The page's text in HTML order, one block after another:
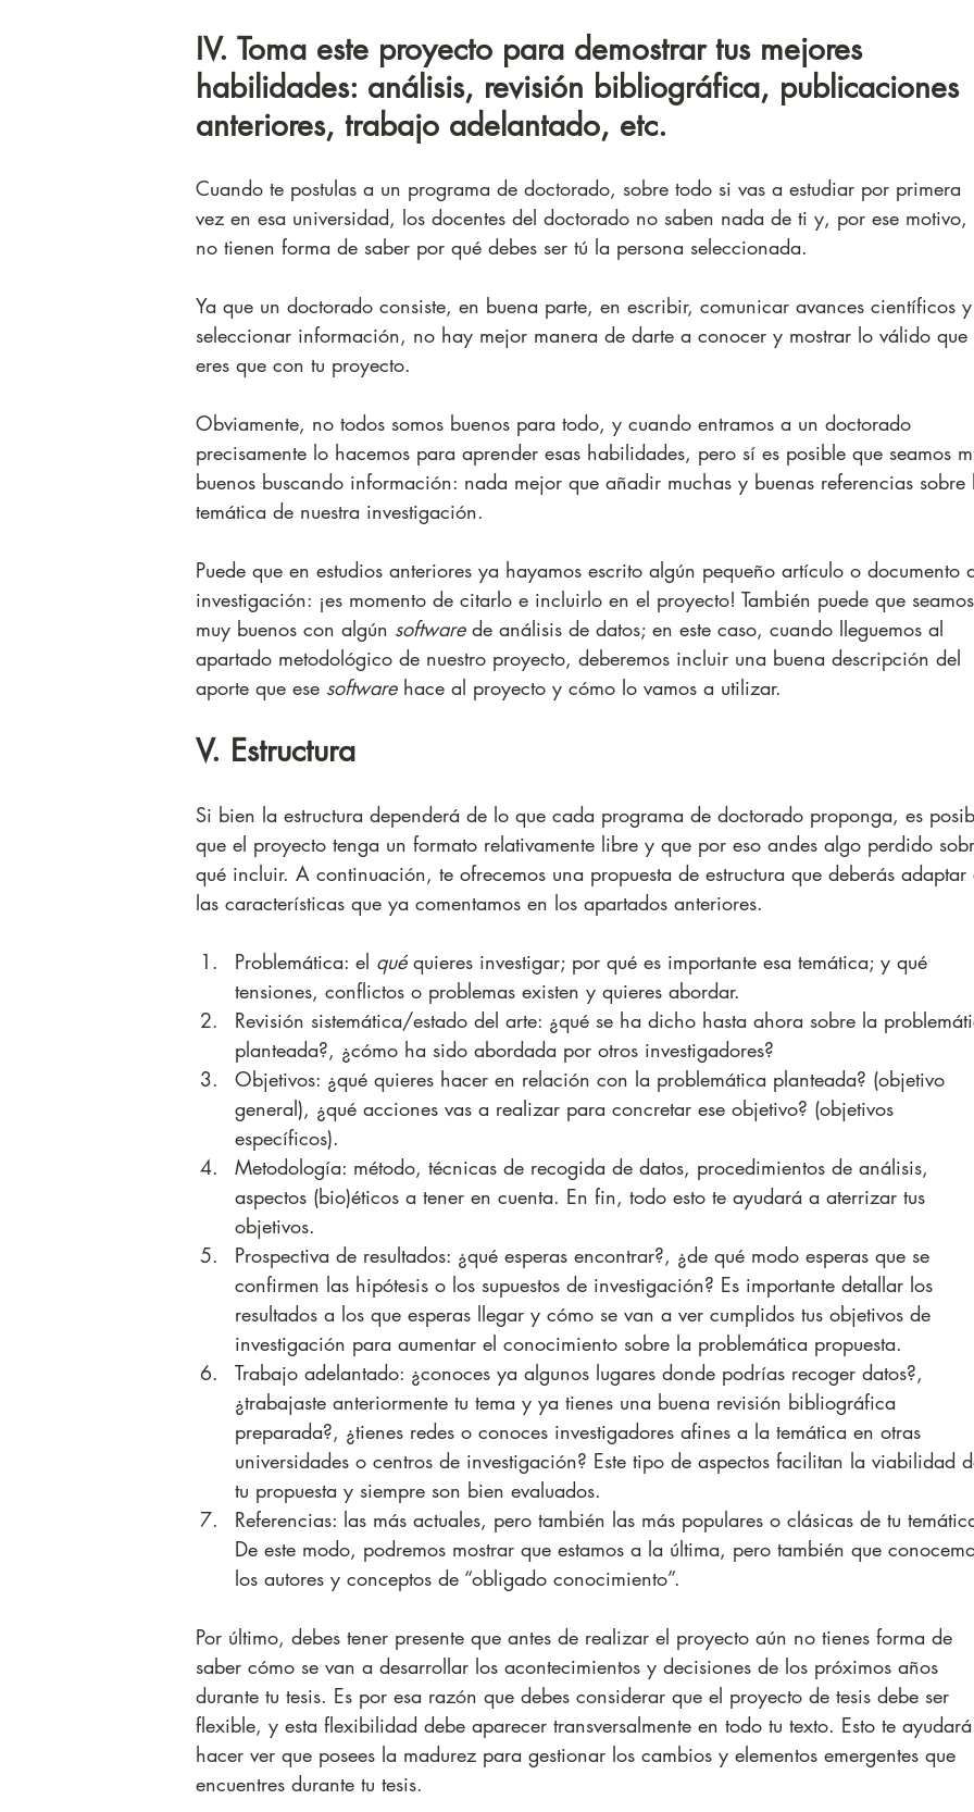
IV. Toma este proyecto para demostrar tus mejores
habilidades: análisis, revisión bibliográfica, publicaciones
anteriores, trabajo adelantado, etc.
Cuando te postulas a un programa de doctorado, sobre todo si vas a estudiar por primera
vez en esa universidad, los docentes del doctorado no saben nada de ti y, por ese motivo,
no tienen forma de saber por qué debes ser tú la persona seleccionada.
Ya que un doctorado consiste, en buena parte, en escribir, comunicar avances científicos y
seleccionar información, no hay mejor manera de darte a conocer y mostrar lo válido que
eres que con tu proyecto.
Obviamente, no todos somos buenos para todo, y cuando entramos a un doctorado
precisamente lo hacemos para aprender esas habilidades, pero sí es posible que seamos
buenos buscando información: nada mejor que añadir muchas y buenas referencias sobre
temática de nuestra investigación.
Puede que en estudios anteriores ya hayamos escrito algún pequeño artículo o documento
investigación: ¡es momento de citarlo e incluirlo en el proyecto! También puede que seamos
muy buenos con algún software de análisis de datos; en este caso, cuando lleguemos al
apartado metodológico de nuestro proyecto, deberemos incluir una buena descripción del
aporte que ese software hace al proyecto y cómo lo vamos a utilizar.
V. Estructura
Si bien la estructura dependerá de lo que cada programa de doctorado proponga, es
que el proyecto tenga un formato relativamente libre y que por eso andes algo perdido
qué incluir. A continuación, te ofrecemos una propuesta de estructura que deberás adaptar
las características que ya comentamos en los apartados anteriores.
Problemática: el qué quieres investigar; por qué es importante esa temática; y qué
tensiones, conflictos o problemas existen y quieres abordar.
Revisión sistemática/estado del arte: ¿qué se ha dicho hasta ahora sobre la
planteada?, ¿cómo ha sido abordada por otros investigadores?
Objetivos: ¿qué quieres hacer en relación con la problemática planteada? (objetivo
general), ¿qué acciones vas a realizar para concretar ese objetivo? (objetivos
específicos).
Metodología: método, técnicas de recogida de datos, procedimientos de análisis,
aspectos (bio)éticos a tener en cuenta. En fin, todo esto te ayudará a aterrizar tus
objetivos.
Prospectiva de resultados: ¿qué esperas encontrar?, ¿de qué modo esperas que se
confirmen las hipótesis o los supuestos de investigación? Es importante detallar los
resultados a los que esperas llegar y cómo se van a ver cumplidos tus objetivos de
investigación para aumentar el conocimiento sobre la problemática propuesta.
Trabajo adelantado: ¿conoces ya algunos lugares donde podrías recoger datos?,
¿trabajaste anteriormente tu tema y ya tienes una buena revisión bibliográfica
preparada?, ¿tienes redes o conoces investigadores afines a la temática en otras
universidades o centros de investigación? Este tipo de aspectos facilitan la viabilidad
tu propuesta y siempre son bien evaluados.
Referencias: las más actuales, pero también las más populares o clásicas de tu
De este modo, podremos mostrar que estamos a la última, pero también que
los autores y conceptos de “obligado conocimiento”.
Por último, debes tener presente que antes de realizar el proyecto aún no tienes forma de
saber cómo se van a desarrollar los acontecimientos y decisiones de los próximos años
durante tu tesis. Es por esa razón que debes considerar que el proyecto de tesis debe ser
flexible, y esta flexibilidad debe aparecer transversalmente en todo tu texto. Esto te
hacer ver que posees la madurez para gestionar los cambios y elementos emergentes que
encuentres durante tu tesis.